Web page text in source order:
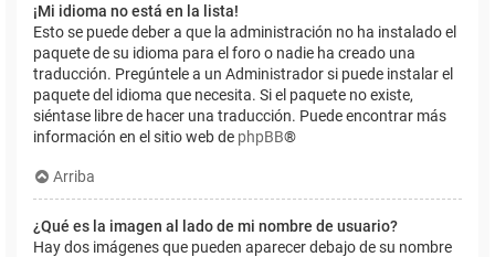
¡Mi idioma no está en la lista!
Esto se puede deber a que la administración no ha instalado el
paquete de su idioma para el foro o nadie ha creado una
traducción. Pregúntele a un Administrador si puede instalar el
paquete del idioma que necesita. Si el paquete no existe,
siéntase libre de hacer una traducción. Puede encontrar más
información en el sitio web de phpBB®
Arriba
¿Qué es la imagen al lado de mi nombre de usuario?
Hay dos imágenes que pueden aparecer debajo de su nombre